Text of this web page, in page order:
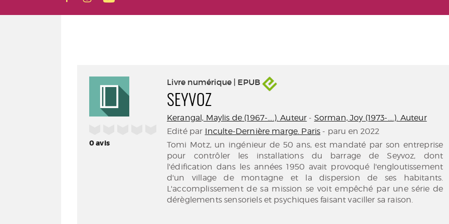
0avis
Livre numérique | EPUB
SEYVOZ
Kerangal, Maylis de (1967-....). Auteur - Sorman, Joy (1973-....). Auteur
Edité par Inculte-Dernière marge. Paris - paru en 2022
Tomi Motz, un ingénieur de 50 ans, est mandaté par son entreprise
pour contrôler les installations du barrage de Seyvoz, dont
l'édification dans les années 1950 avait provoqué l'engloutissement
d'un village de montagne et la dispersion de ses habitants.
L'accomplissement de sa mission se voit empêché par une série de
dérèglements sensoriels et psychiques faisant vaciller sa raison.